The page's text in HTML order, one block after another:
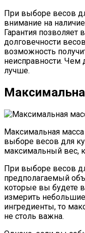
При выборе весов
внимание на
Гарантия
долговечности
возможность
неисправности. Чем
лучше.
Максимальная
выборе весов для
максимальный вес,
При выборе весов
предполагаемый
которые вы будете
измерить
ингредиенты, то
не столь важна.